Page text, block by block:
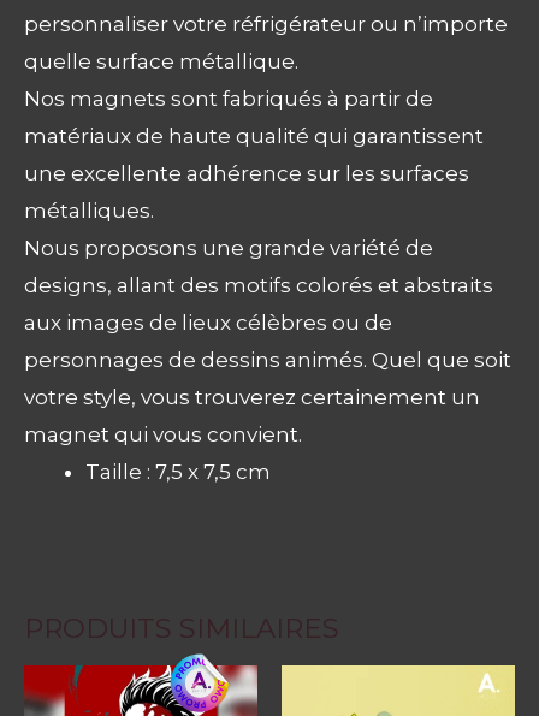
personnaliser votre réfrigérateur ou n’importe
quelle surface métallique.
Nos magnets sont fabriqués à partir de
matériaux de haute qualité qui garantissent
une excellente adhérence sur les surfaces
métalliques.
Nous proposons une grande variété de
designs, allant des motifs colorés et abstraits
aux images de lieux célèbres ou de
personnages de dessins animés. Quel que soit
votre style, vous trouverez certainement un
magnet qui vous convient.
Taille : 7,5 x 7,5 cm
PRODUITS SIMILAIRES